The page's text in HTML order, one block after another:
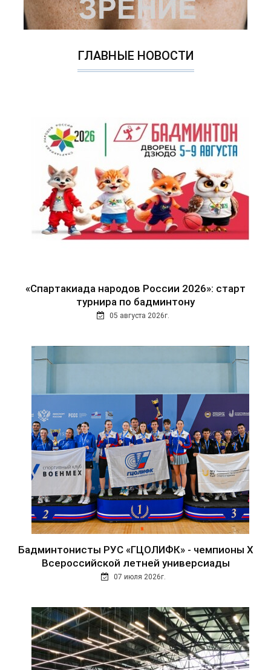
ГЛАВНЫЕ НОВОСТИ
«Спартакиада народов России 2026»: старт
турнира по бадминтону
05 августа 2026г.
Бадминтонисты РУС «ГЦОЛИФК» - чемпионы Х
Всероссийской летней универсиады
07 июля 2026г.